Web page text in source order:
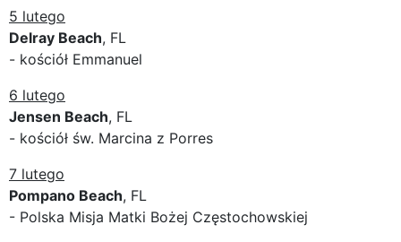
5 lutego
Delray Beach, FL
- kościół Emmanuel
6 lutego
Jensen Beach, FL
- kościół św. Marcina z Porres
7 lutego
Pompano Beach, FL
- Polska Misja Matki Bożej Częstochowskiej